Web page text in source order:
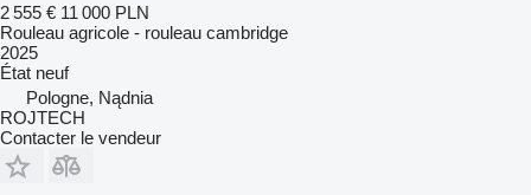
2 555 € 11 000 PLN
Rouleau agricole - rouleau cambridge
2025
État neuf
Pologne, Nądnia
ROJTECH
Contacter le vendeur